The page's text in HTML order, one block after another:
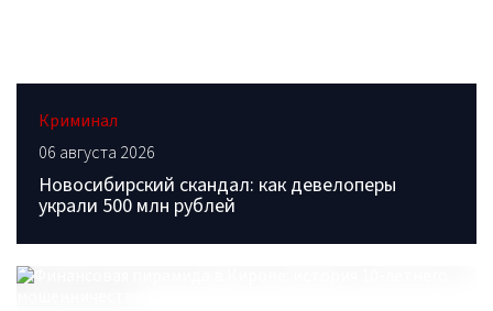
Криминал
06 августа 2026
Новосибирский скандал: как девелоперы
украли 500 млн рублей